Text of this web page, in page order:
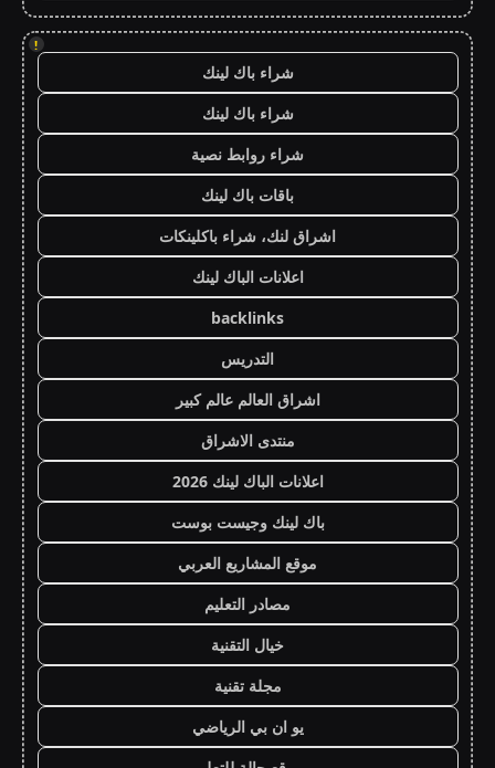
!
شراء باك لينك
شراء باك لينك
شراء روابط نصية
باقات باك لينك
اشراق لنك، شراء باكلينكات
اعلانات الباك لينك
backlinks
التدريس
اشراق العالم عالم كبير
منتدى الاشراق
اعلانات الباك لينك 2026
باك لينك وجيست بوست
موقع المشاريع العربي
مصادر التعليم
خيال التقنية
مجلة تقنية
يو ان بي الرياضي